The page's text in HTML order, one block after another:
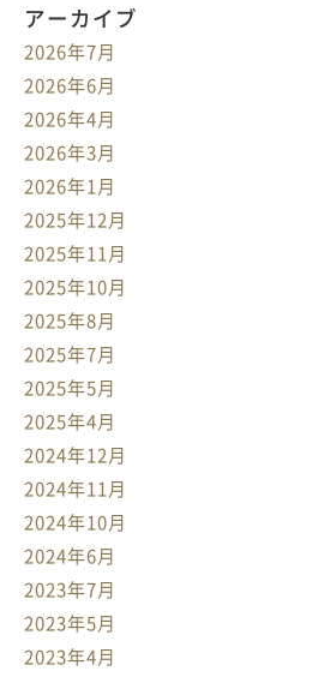
アーカイブ
2026年7月
2026年6月
2026年4月
2026年3月
2026年1月
2025年12月
2025年11月
2025年10月
2025年8月
2025年7月
2025年5月
2025年4月
2024年12月
2024年11月
2024年10月
2024年6月
2023年7月
2023年5月
2023年4月